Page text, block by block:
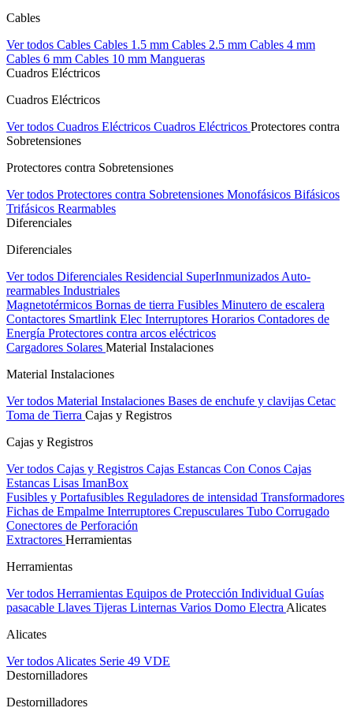
Cables
Ver todos Cables Cables 1.5 mm Cables 2.5 mm Cables 4 mm
Cables 6 mm Cables 10 mm Mangueras
Cuadros Eléctricos
Cuadros Eléctricos
Ver todos Cuadros Eléctricos Cuadros Eléctricos Protectores contra
Sobretensiones
Protectores contra Sobretensiones
Ver todos Protectores contra Sobretensiones Monofásicos Bifásicos
Trifásicos Rearmables
Diferenciales
Diferenciales
Ver todos Diferenciales Residencial SuperInmunizados Auto-
rearmables Industriales
Magnetotérmicos Bornas de tierra Fusibles Minutero de escalera
Contactores Smartlink Elec Interruptores Horarios Contadores de
Energía Protectores contra arcos eléctricos
Cargadores Solares Material Instalaciones
Material Instalaciones
Ver todos Material Instalaciones Bases de enchufe y clavijas Cetac
Toma de Tierra Cajas y Registros
Cajas y Registros
Ver todos Cajas y Registros Cajas Estancas Con Conos Cajas
Estancas Lisas ImanBox
Fusibles y Portafusibles Reguladores de intensidad Transformadores
Fichas de Empalme Interruptores Crepusculares Tubo Corrugado
Conectores de Perforación
Extractores Herramientas
Herramientas
Ver todos Herramientas Equipos de Protección Individual Guías
pasacable Llaves Tijeras Linternas Varios Domo Electra Alicates
Alicates
Ver todos Alicates Serie 49 VDE
Destornilladores
Destornilladores